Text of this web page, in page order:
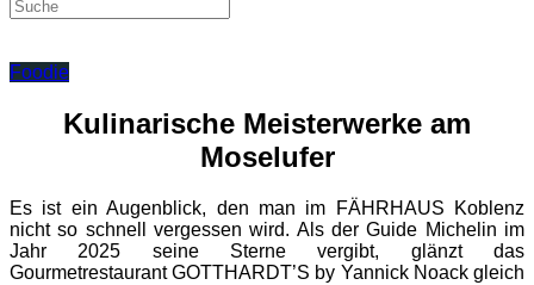
Foodie
Kulinarische Meisterwerke am
Moselufer
Es ist ein Augenblick, den man im FÄHRHAUS Koblenz
nicht so schnell vergessen wird. Als der Guide Michelin im
Jahr 2025 seine Sterne vergibt, glänzt das
Gourmetrestaurant GOTTHARDT’S by Yannick Noack gleich